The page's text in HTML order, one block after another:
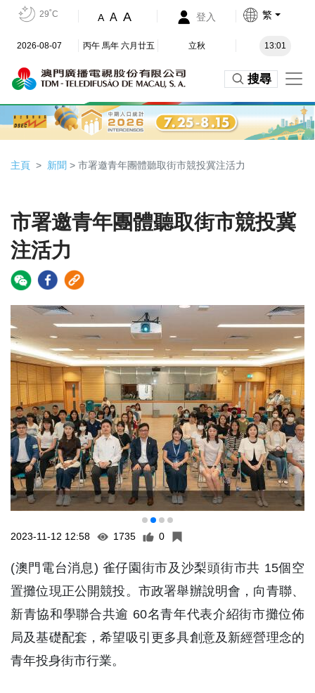
29˚C A A A 登入 繁
2026-08-07 丙午 馬年 六月廿五 立秋 13:01
搜尋
主頁 新聞 > 市署邀青年團體聽取街市競投冀注活力
市署邀青年團體聽取街市競投冀
注活力
2023-11-12 12:58 1735 0
(澳門電台消息) 雀仔園街市及沙梨頭街市共 15個空
置攤位現正公開競投。市政署舉辦說明會，向青聯、
新青協和學聯合共逾 60名青年代表介紹街市攤位佈
局及基礎配套，希望吸引更多具創意及新經營理念的
青年投身街市行業。